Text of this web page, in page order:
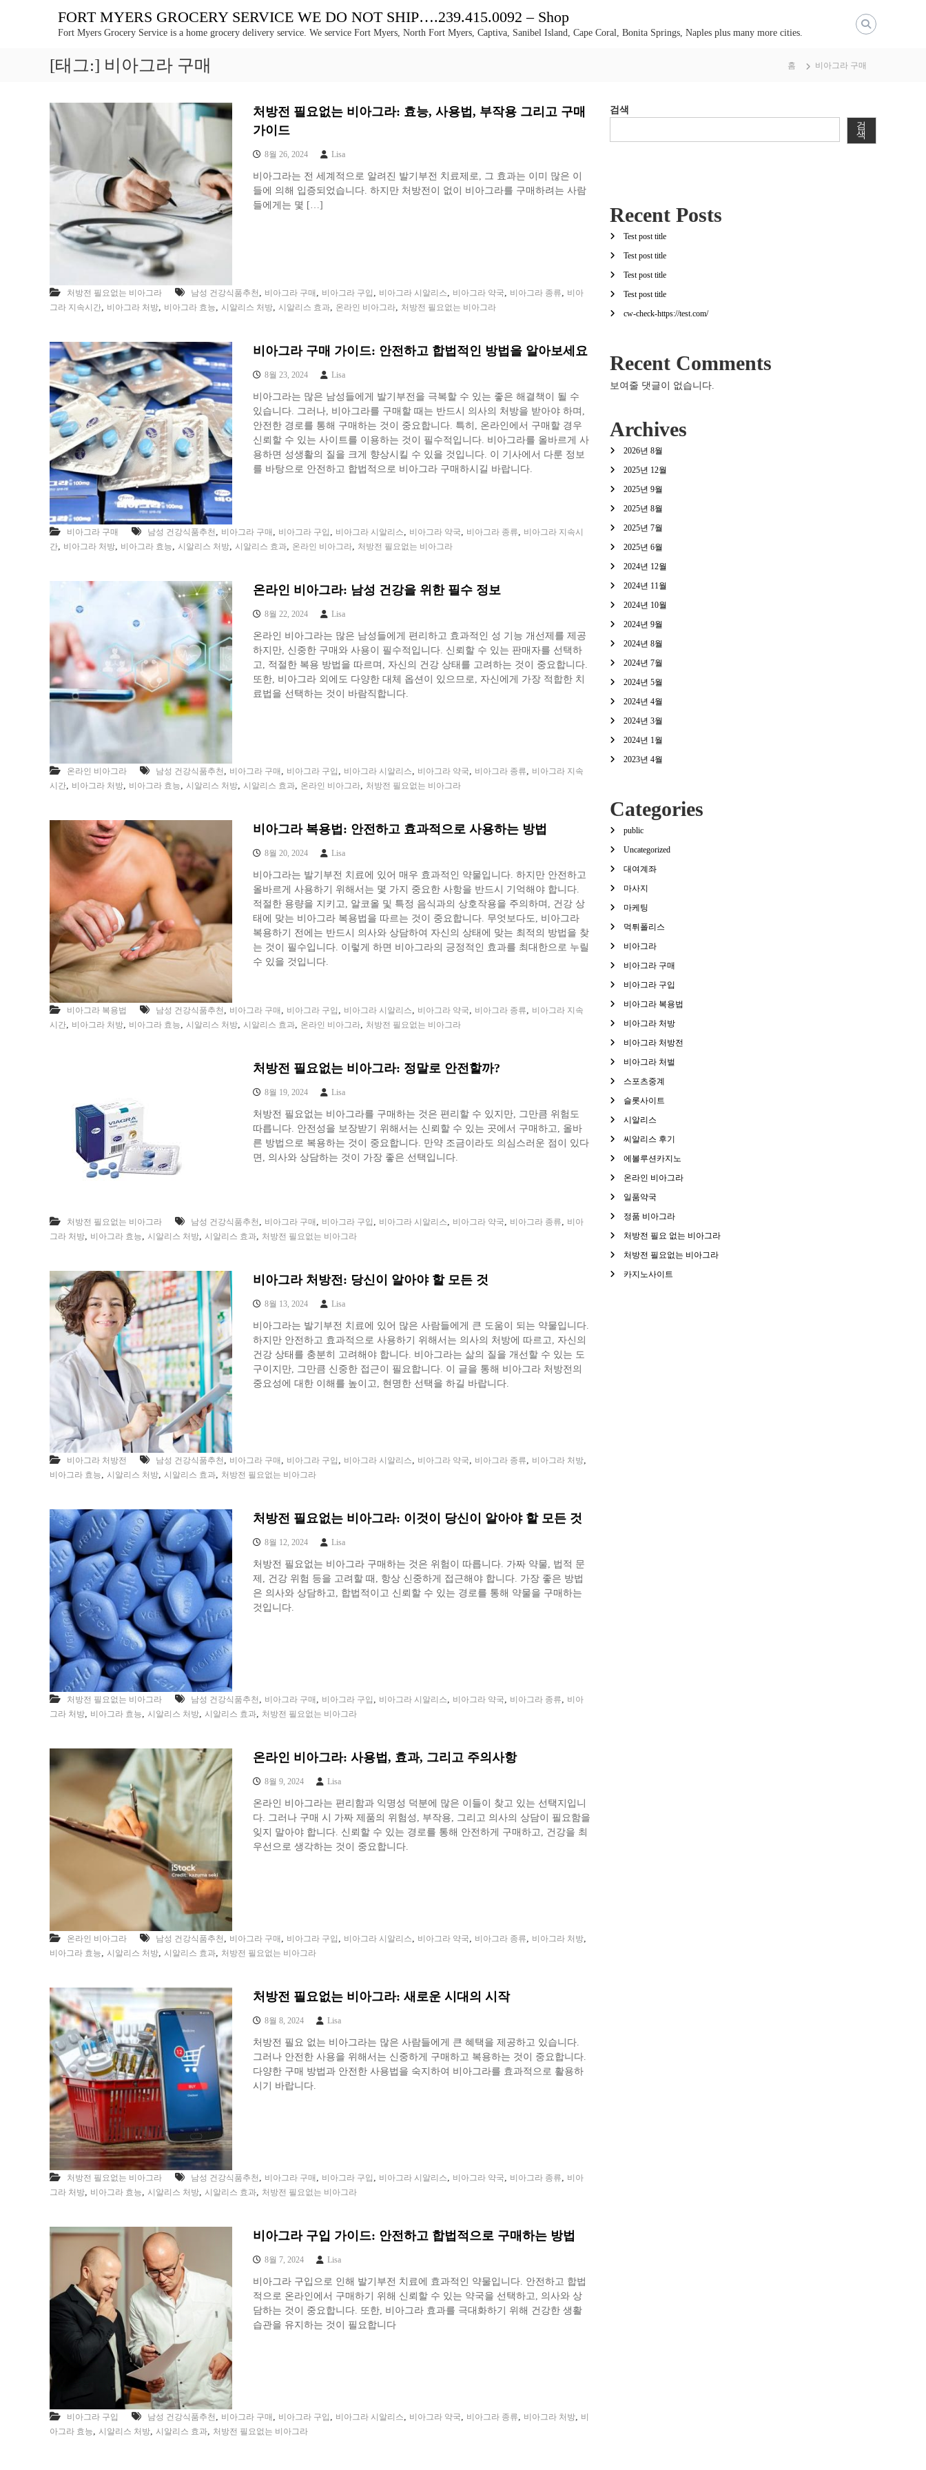
FORT MYERS GROCERY SERVICE WE DO NOT SHIP….239.415.0092 – Shop
Fort Myers Grocery Service is a home grocery delivery service. We service Fort Myers, North Fort Myers, Captiva, Sanibel Island, Cape Coral, Bonita Springs, Naples plus many more cities.
[태그:] 비아그라 구매 홈 비아그라 구매
처방전 필요없는 비아그라: 효능, 사용법, 부작용 그리고 구매
가이드
8월 26, 2024 Lisa
비아그라는 전 세계적으로 알려진 발기부전 치료제로, 그 효과는 이미 많은 이
들에 의해 입증되었습니다. 하지만 처방전이 없이 비아그라를 구매하려는 사람
들에게는 몇 […]
처방전 필요없는 비아그라 남성 건강식품추천 비아그라 구매 비아그라 구입 비아그라 시알리스 비아그라 약국 비아그라 종류
비아
그라 지속시간
비아그라 처방 비아그라 효능 시알리스 처방 시알리스 효과 온라인 비아그라 처방전 필요없는 비아그라
비아그라 구매 가이드: 안전하고 합법적인 방법을 알아보세요
8월 23, 2024 Lisa
비아그라는 많은 남성들에게 발기부전을 극복할 수 있는 좋은 해결책이 될 수
있습니다. 그러나, 비아그라를 구매할 때는 반드시 의사의 처방을 받아야 하며,
안전한 경로를 통해 구매하는 것이 중요합니다. 특히, 온라인에서 구매할 경우
신뢰할 수 있는 사이트를 이용하는 것이 필수적입니다. 비아그라를 올바르게 사
용하면 성생활의 질을 크게 향상시킬 수 있을 것입니다. 이 기사에서 다룬 정보
를 바탕으로 안전하고 합법적으로 비아그라 구매하시길 바랍니다.
비아그라 구매 남성 건강식품추천 비아그라 구매 비아그라 구입 비아그라 시알리스 비아그라 약국 비아그라 종류
비아그라 지속시
간
비아그라 처방 비아그라 효능 시알리스 처방 시알리스 효과 온라인 비아그라 처방전 필요없는 비아그라
온라인 비아그라: 남성 건강을 위한 필수 정보
8월 22, 2024 Lisa
온라인 비아그라는 많은 남성들에게 편리하고 효과적인 성 기능 개선제를 제공
하지만, 신중한 구매와 사용이 필수적입니다. 신뢰할 수 있는 판매자를 선택하
고, 적절한 복용 방법을 따르며, 자신의 건강 상태를 고려하는 것이 중요합니다.
또한, 비아그라 외에도 다양한 대체 옵션이 있으므로, 자신에게 가장 적합한 치
료법을 선택하는 것이 바람직합니다.
온라인 비아그라 남성 건강식품추천 비아그라 구매 비아그라 구입 비아그라 시알리스 비아그라 약국 비아그라 종류
비아그라 지속
시간
비아그라 처방 비아그라 효능 시알리스 처방 시알리스 효과 온라인 비아그라 처방전 필요없는 비아그라
비아그라 복용법: 안전하고 효과적으로 사용하는 방법
8월 20, 2024 Lisa
비아그라는 발기부전 치료에 있어 매우 효과적인 약물입니다. 하지만 안전하고
올바르게 사용하기 위해서는 몇 가지 중요한 사항을 반드시 기억해야 합니다.
적절한 용량을 지키고, 알코올 및 특정 음식과의 상호작용을 주의하며, 건강 상
태에 맞는 비아그라 복용법을 따르는 것이 중요합니다. 무엇보다도, 비아그라
복용하기 전에는 반드시 의사와 상담하여 자신의 상태에 맞는 최적의 방법을 찾
는 것이 필수입니다. 이렇게 하면 비아그라의 긍정적인 효과를 최대한으로 누릴
수 있을 것입니다.
비아그라 복용법 남성 건강식품추천 비아그라 구매 비아그라 구입 비아그라 시알리스 비아그라 약국 비아그라 종류
비아그라 지속
시간
비아그라 처방 비아그라 효능 시알리스 처방 시알리스 효과 온라인 비아그라 처방전 필요없는 비아그라
처방전 필요없는 비아그라: 정말로 안전할까?
8월 19, 2024 Lisa
처방전 필요없는 비아그라를 구매하는 것은 편리할 수 있지만, 그만큼 위험도
따릅니다. 안전성을 보장받기 위해서는 신뢰할 수 있는 곳에서 구매하고, 올바
른 방법으로 복용하는 것이 중요합니다. 만약 조금이라도 의심스러운 점이 있다
면, 의사와 상담하는 것이 가장 좋은 선택입니다.
처방전 필요없는 비아그라 남성 건강식품추천 비아그라 구매 비아그라 구입 비아그라 시알리스 비아그라 약국 비아그라 종류
비아
그라 처방
비아그라 효능 시알리스 처방 시알리스 효과 처방전 필요없는 비아그라
비아그라 처방전: 당신이 알아야 할 모든 것
8월 13, 2024 Lisa
비아그라는 발기부전 치료에 있어 많은 사람들에게 큰 도움이 되는 약물입니다.
하지만 안전하고 효과적으로 사용하기 위해서는 의사의 처방에 따르고, 자신의
건강 상태를 충분히 고려해야 합니다. 비아그라는 삶의 질을 개선할 수 있는 도
구이지만, 그만큼 신중한 접근이 필요합니다. 이 글을 통해 비아그라 처방전의
중요성에 대한 이해를 높이고, 현명한 선택을 하길 바랍니다.
비아그라 처방전 남성 건강식품추천 , 비아그라 구매 , 비아그라 구입 , 비아그라 시알리스, 비아그라 약국, 비아그라 종류, 비아그라 처방,
비아그라 효능, 시알리스 처방, 시알리스 효과, 처방전 필요없는 비아그라
처방전 필요없는 비아그라: 이것이 당신이 알아야 할 모든 것
8월 12, 2024 Lisa
처방전 필요없는 비아그라 구매하는 것은 위험이 따릅니다. 가짜 약물, 법적 문
제, 건강 위험 등을 고려할 때, 항상 신중하게 접근해야 합니다. 가장 좋은 방법
은 의사와 상담하고, 합법적이고 신뢰할 수 있는 경로를 통해 약물을 구매하는
것입니다.
처방전 필요없는 비아그라 남성 건강식품추천 , 비아그라 구매 , 비아그라 구입 , 비아그라 시알리스, 비아그라 약국, 비아그라 종류, 비아
그라 처방, 비아그라 효능, 시알리스 처방, 시알리스 효과, 처방전 필요없는 비아그라
온라인 비아그라: 사용법, 효과, 그리고 주의사항
8월 9, 2024 Lisa
온라인 비아그라는 편리함과 익명성 덕분에 많은 이들이 찾고 있는 선택지입니
다. 그러나 구매 시 가짜 제품의 위험성, 부작용, 그리고 의사의 상담이 필요함을
잊지 말아야 합니다. 신뢰할 수 있는 경로를 통해 안전하게 구매하고, 건강을 최
우선으로 생각하는 것이 중요합니다.
온라인 비아그라 남성 건강식품추천 , 비아그라 구매 , 비아그라 구입 , 비아그라 시알리스, 비아그라 약국, 비아그라 종류, 비아그라 처방,
비아그라 효능, 시알리스 처방, 시알리스 효과, 처방전 필요없는 비아그라
처방전 필요없는 비아그라: 새로운 시대의 시작
8월 8, 2024 Lisa
처방전 필요 없는 비아그라는 많은 사람들에게 큰 혜택을 제공하고 있습니다.
그러나 안전한 사용을 위해서는 신중하게 구매하고 복용하는 것이 중요합니다.
다양한 구매 방법과 안전한 사용법을 숙지하여 비아그라를 효과적으로 활용하
시기 바랍니다.
처방전 필요없는 비아그라 남성 건강식품추천 , 비아그라 구매 , 비아그라 구입 , 비아그라 시알리스, 비아그라 약국, 비아그라 종류, 비아
그라 처방, 비아그라 효능, 시알리스 처방, 시알리스 효과, 처방전 필요없는 비아그라
비아그라 구입 가이드: 안전하고 합법적으로 구매하는 방법
8월 7, 2024 Lisa
비아그라 구입으로 인해 발기부전 치료에 효과적인 약물입니다. 안전하고 합법
적으로 온라인에서 구매하기 위해 신뢰할 수 있는 약국을 선택하고, 의사와 상
담하는 것이 중요합니다. 또한, 비아그라 효과를 극대화하기 위해 건강한 생활
습관을 유지하는 것이 필요합니다
비아그라 구입 남성 건강식품추천 비아그라 구매 비아그라 구입 비아그라 시알리스 비아그라 약국 비아그라 종류 비아그라 처방
비
아그라 효능
시알리스 처방 시알리스 효과 처방전 필요없는 비아그라
검색
검
색
Recent Posts
Test post title
Test post title
Test post title
Test post title
cw-check-https://test.com/
Recent Comments
보여줄 댓글이 없습니다.
Archives
2026년 8월
2025년 12월
2025년 9월
2025년 8월
2025년 7월
2025년 6월
2024년 12월
2024년 11월
2024년 10월
2024년 9월
2024년 8월
2024년 7월
2024년 5월
2024년 4월
2024년 3월
2024년 1월
2023년 4월
Categories
public
Uncategorized
대여계좌
마사지
마케팅
먹튀폴리스
비아그라
비아그라 구매
비아그라 구입
비아그라 복용법
비아그라 처방
비아그라 처방전
비아그라 처벌
스포츠중계
슬롯사이트
시알리스
씨알리스 후기
에볼루션카지노
온라인 비아그라
일품약국
정품 비아그라
처방전 필요 없는 비아그라
처방전 필요없는 비아그라
카지노사이트